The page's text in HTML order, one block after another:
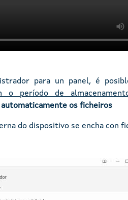
para un panel, é
o período de
os ficheiros
do dispositivo se encha con